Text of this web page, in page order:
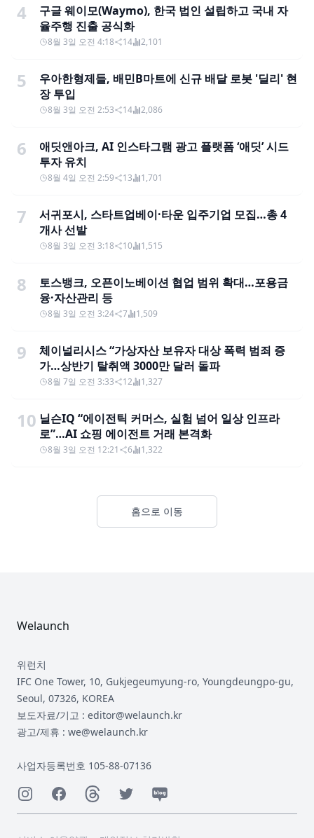
4
구글 웨이모(Waymo), 한국 법인 설립하고 국내 자
율주행 진출 공식화
8월 3일 오전 4:18 14 2,101
5
우아한형제들, 배민B마트에 신규 배달 로봇 '딜리' 현
장 투입
8월 3일 오전 2:53 14 2,086
6
애딧앤아크, AI 인스타그램 광고 플랫폼 ‘애딧’ 시드
투자 유치
8월 4일 오전 2:59 13 1,701
7
서귀포시, 스타트업베이·타운 입주기업 모집…총 4
개사 선발
8월 3일 오전 3:18 10 1,515
8
토스뱅크, 오픈이노베이션 협업 범위 확대…포용금
융·자산관리 등
8월 3일 오전 3:24 7 1,509
9
체이널리시스 “가상자산 보유자 대상 폭력 범죄 증
가…상반기 탈취액 3000만 달러 돌파
8월 7일 오전 3:33 12 1,327
10 닐슨IQ “에이전틱 커머스, 실험 넘어 일상 인프라
로”…AI 쇼핑 에이전트 거래 본격화
8월 3일 오전 12:21 6 1,322
홈으로 이동
Welaunch
위런치
IFC One Tower, 10, Gukjegeumyung-ro, Youngdeungpo-gu,
Seoul, 07326, KOREA
보도자료/기고 : editor@welaunch.kr
광고/제휴 : we@welaunch.kr
사업자등록번호 105-88-07136
InstagramFacebookThreadsTwitterNaver